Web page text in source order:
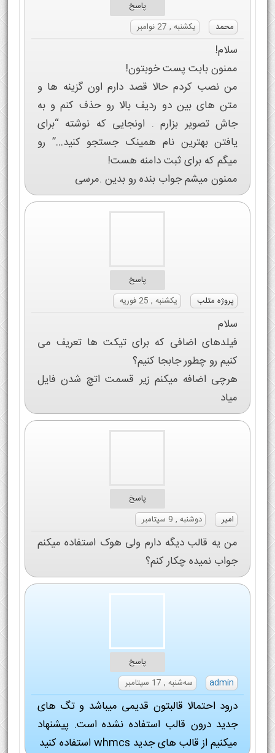
پاسخ
محمد
یکشنبه , 27 نوامبر
سلام!
ممنون بابت پست خوبتون!
من نصب کردم حالا قصد دارم اون گزینه ها و
متن های بین دو ردیف بالا رو حذف کنم و به
جاش تصویر بزارم . اونجایی که نوشته “برای
یافتن بهترین نام همینک جستجو کنید…” رو
میگم که برای ثبت دامنه هست!
ممنون میشم جواب بنده رو بدین .مرسی
پاسخ
پروژه متلب
یکشنبه , 25 فوریه
سلام
فیلدهای اضافی که برای تیکت ها تعریف می
کنیم رو چطور جابجا کنیم؟
هرچی اضافه میکنم زیر قسمت اتچ شدن فایل
میاد
پاسخ
امیر
دوشنبه , 9 سپتامبر
من یه قالب دیگه دارم ولی هوک استفاده میکنم
جواب نمیده چکار کنم؟
پاسخ
admin
سه‌شنبه , 17 سپتامبر
درود احتمالا قالبتون قدیمی میباشد و تگ های
جدید درون قالب استفاده نشده است. پیشنهاد
میکنیم از قالب های جدید whmcs استفاده کنید